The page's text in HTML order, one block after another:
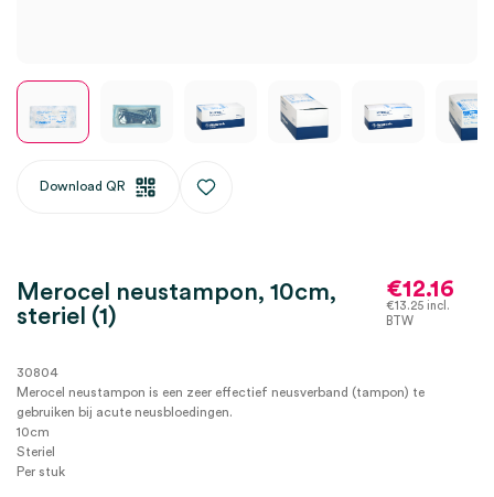
Download QR
Merocel neustampon, 10cm,
steriel (1)
€12.16
€13.25incl.
BTW
30804
Merocel neustampon is een zeer effectief neusverband (tampon) te
gebruiken bij acute neusbloedingen.
10cm
Steriel
Per stuk